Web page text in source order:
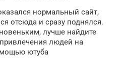
нормальный сайт,
отсюда и сразу поднялся.
лучше найдите
людей на
ютуба